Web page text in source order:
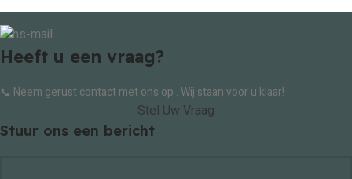
Heeft u een vraag?
📞 Neem gerust contact met ons op . Wij staan voor u klaar!
Stel Uw Vraag
Stuur ons een bericht